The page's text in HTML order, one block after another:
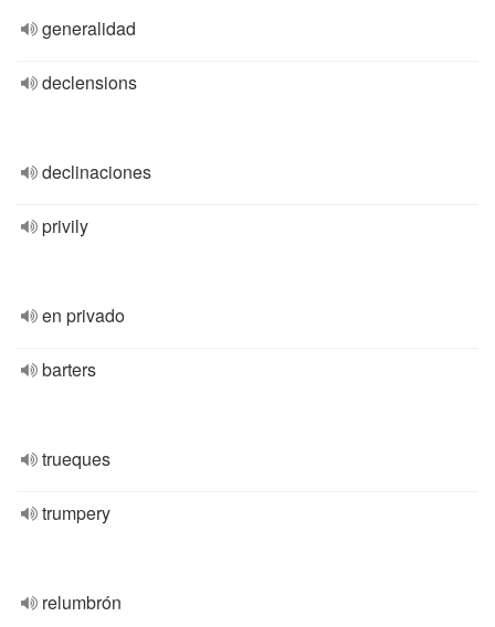
generalidad
declensions
declinaciones
privily
en privado
barters
trueques
trumpery
relumbrón